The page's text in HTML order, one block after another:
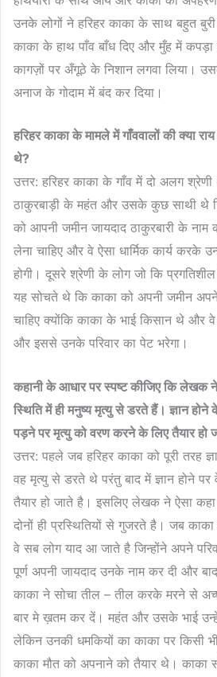
उनके लोगों ने हरिहर काका के साथ बहुत बुरी
काका के हाथ पाँव बाँध दिए और मुँह में
कागज़ों पर अँगूठे के निशान लगवा लिया।
अनाज के गोदाम में बंद कर दिया।
हरिहर काका के मामले में गाँववालों की क्या राय
थे?
उत्तर: हरिहर काका के गाँव में दो अलग
ठाकुरबाड़ी के महंत और उसके कुछ साथी थे
को आपनी जमीन जायदाद ठाकुरबारी के
लेना चाहिए और वे ऐसा धार्मिक कार्य करके
होगी। दूसरे श्रेणी के लोग जो कि
यह सोचते थे कि काका को अपनी जमीन
चाहिए क्योंकि काका के भाई किसान थे और
और इससे उनके परिवार का पेट भरेगा।
कहानी के आधार पर स्पष्ट कीजिए कि लेखक ने
स्थिति में ही मनुष्य मृत्यु से डरते हैं। ज्ञान होने
पड़ने पर मृत्यु को वरण करने के लिए तैयार हो
उत्तर: पहले जब हरिहर काका को पूरी तरह
वह मृत्यु से डरते थे परंतु बाद में ज्ञान होने
तैयार हो जाते है। इसलिए लेखक ने ऐसा कहा
दोनों ही प्रस्थितियों से गुजरते है। जब काका
वे सब लोग याद आ जाते है जिन्होंने अपने
पूर्ण अपनी जायदाद उनके नाम कर दी और
काका ने सोचा तील – तील करके मरने से
बार मे ख़तम कर दें। महंत और उसके भाई
लेकिन उनकी धमकियों का काका पर किसी
काका मौत को अपनाने को तैयार थे। काका